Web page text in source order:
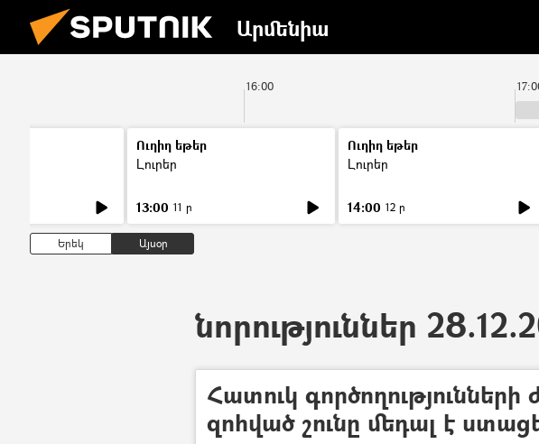
Արմենիա
16:00
Ուղիղ եթեր
Լուրեր
13:00 11 ր
Ուղիղ եթեր
Լուրեր
14:00 12 ր
Երեկ Այսօր
նորություններ
Հատուկ
զոհված շունը մեդալ է